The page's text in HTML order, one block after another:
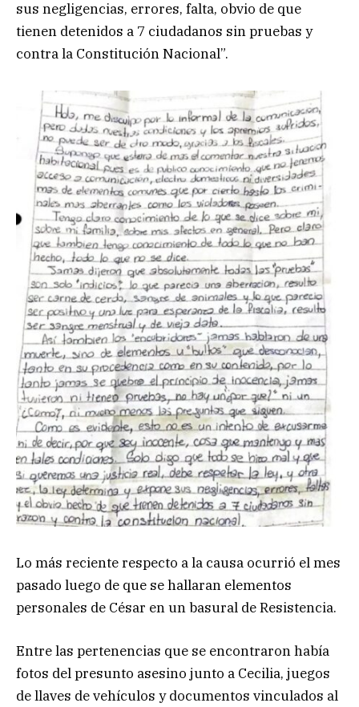
sus negligencias, errores, falta, obvio de que
tienen detenidos a 7 ciudadanos sin pruebas y
contra la Constitución Nacional”.
Lo más reciente respecto a la causa ocurrió el mes
pasado luego de que se hallaran elementos
personales de César en un basural de Resistencia.
Entre las pertenencias que se encontraron había
fotos del presunto asesino junto a Cecilia, juegos
de llaves de vehículos y documentos vinculados al